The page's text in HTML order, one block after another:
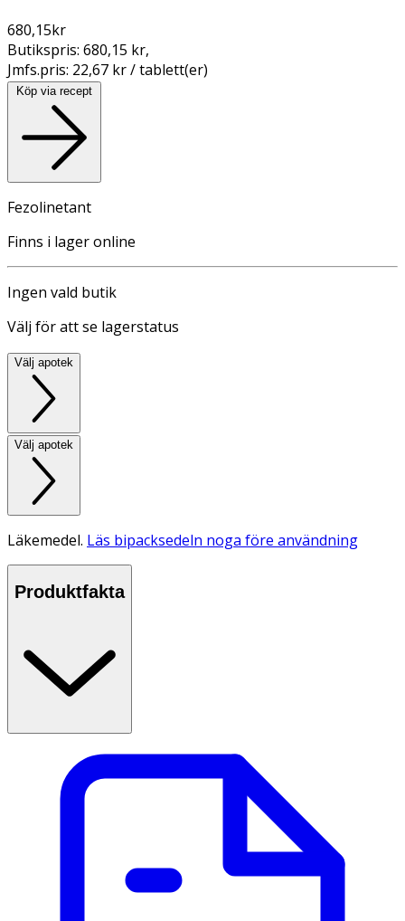
680,15kr
Butikspris: 680,15 kr,
Jmfs.pris: 22,67 kr / tablett(er)
Köp via recept
Fezolinetant
Finns i lager online
Ingen vald butik
Välj för att se lagerstatus
Välj apotek
Välj apotek
Läkemedel. Läs bipacksedeln noga före användning
Produktfakta